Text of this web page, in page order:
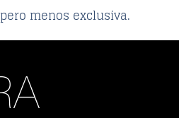
menos exclusiva.